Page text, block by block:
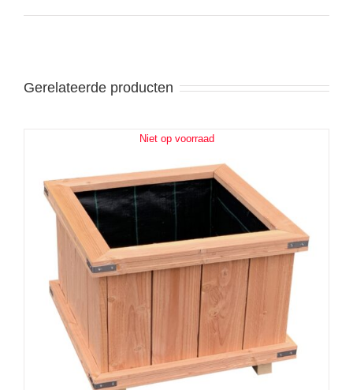
Gerelateerde producten
Niet op voorraad